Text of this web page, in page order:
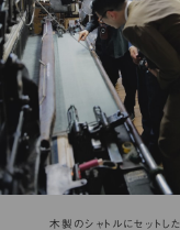
木製のシャトルにセットし